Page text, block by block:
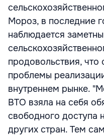
Мороз, в последние
наблюдается
продовольствия, что
проблемы
внутреннем рынке.
ВТО взяла на себя
свободного доступа
других стран. Тем